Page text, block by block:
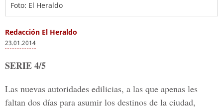
Foto: El Heraldo
Redacción El Heraldo
23.01.2014
SERIE 4/5
Las nuevas autoridades edilicias, a las que apenas les
faltan dos días para asumir los destinos de la ciudad,